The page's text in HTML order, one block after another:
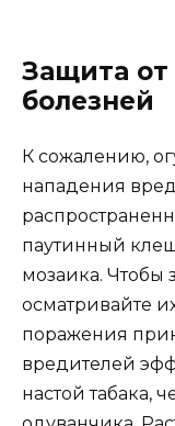
Защита от
болезней
К сожалению,
нападения
паутинный
мозаика. Чтобы
осматривайте
поражения
вредителей
настой табака,